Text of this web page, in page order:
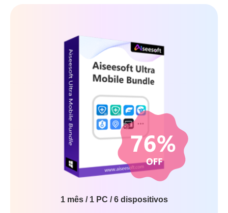
1 mês / 1 PC / 6 dispositivos